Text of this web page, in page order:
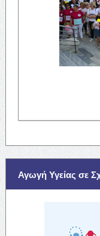
Αγωγή Υγείας σε